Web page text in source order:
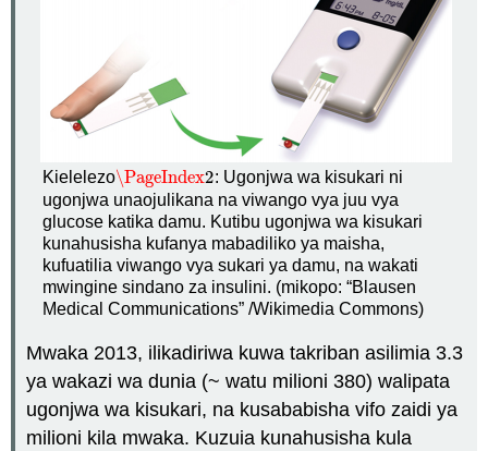
Kielelezo\PageIndex2
\PageIndex2: Ugonjwa wa kisukari ni
ugonjwa unaojulikana na viwango vya juu vya
glucose katika damu. Kutibu ugonjwa wa kisukari
kunahusisha kufanya mabadiliko ya maisha,
kufuatilia viwango vya sukari ya damu, na wakati
mwingine sindano za insulini. (mikopo: “Blausen
Medical Communications” /Wikimedia Commons)
Mwaka 2013, ilikadiriwa kuwa takriban asilimia 3.3
ya wakazi wa dunia (~ watu milioni 380) walipata
ugonjwa wa kisukari, na kusababisha vifo zaidi ya
milioni kila mwaka. Kuzuia kunahusisha kula